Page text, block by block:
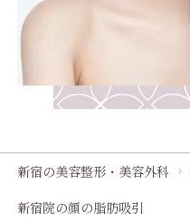
新宿の美容整形・美容外科
新宿院の顔の脂肪吸引